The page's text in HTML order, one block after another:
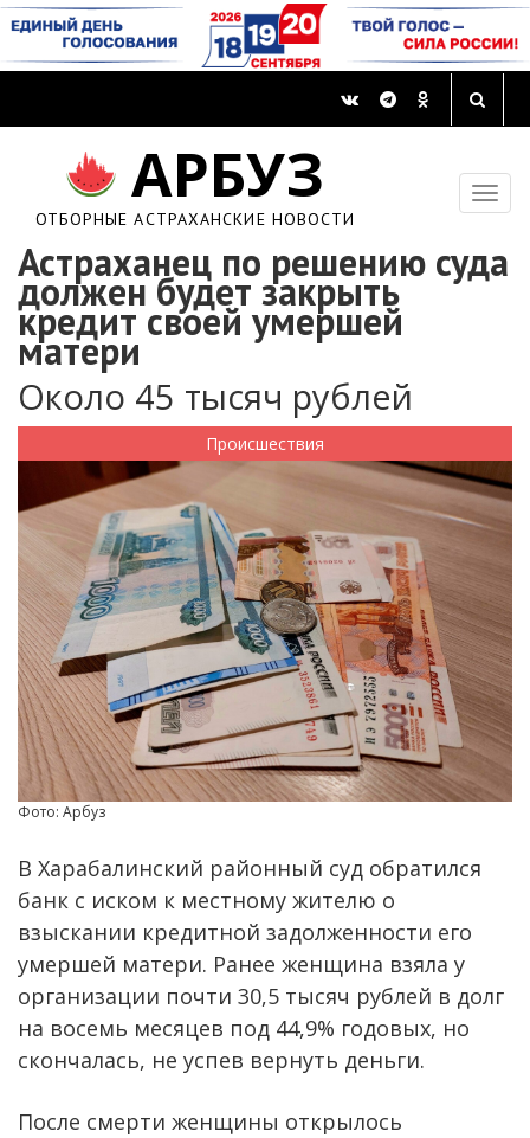
АРБУЗ
ОТБОРНЫЕ АСТРАХАНСКИЕ НОВОСТИ
Астраханец по решению суда
должен будет закрыть
кредит своей умершей
матери
Около 45 тысяч рублей
Происшествия
Фото: Арбуз
В Харабалинский районный суд обратился
банк с иском к местному жителю о
взыскании кредитной задолженности его
умершей матери. Ранее женщина взяла у
организации почти 30,5 тысяч рублей в долг
на восемь месяцев под 44,9% годовых, но
скончалась, не успев вернуть деньги.
После смерти женщины открылось